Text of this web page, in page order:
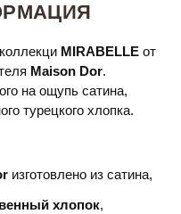
MIRABELLE от
Maison Dor​.
на ощупь сатина,
турецкого хлопка.
изготовлено из сатина,
хлопок,